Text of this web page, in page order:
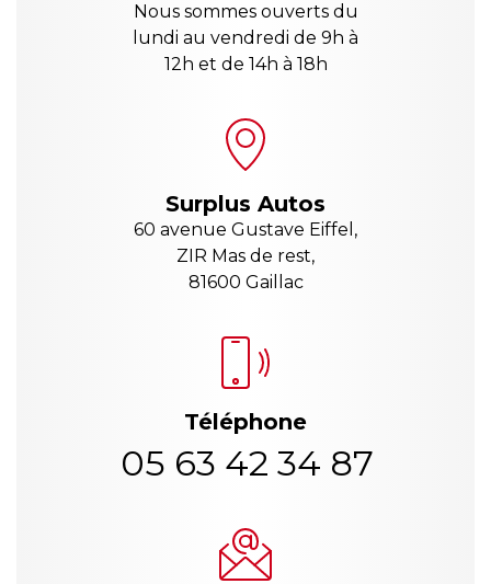
Nous sommes ouverts du
lundi au vendredi de 9h à
12h et de 14h à 18h
Surplus Autos
60 avenue Gustave Eiffel,
ZIR Mas de rest,
81600 Gaillac
Téléphone
05 63 42 34 87